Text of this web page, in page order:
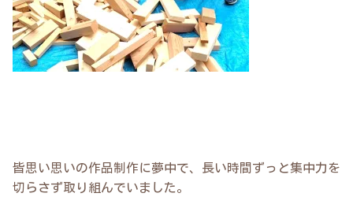
皆思い思いの作品制作に夢中で、長い時間ずっと集中力を
切らさず取り組んでいました。